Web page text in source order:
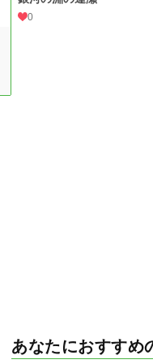
0
あなたにおすすめ